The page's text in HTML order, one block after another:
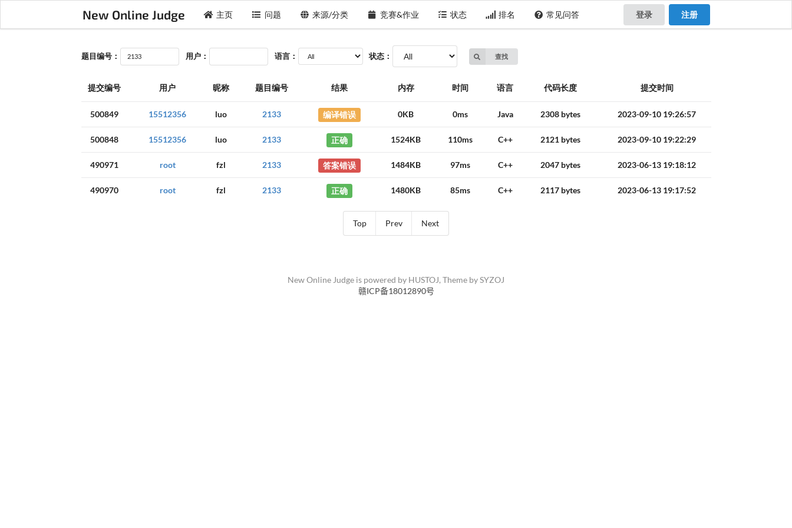
New Online Judge 主页 问题 来源/分类 竞赛&作业 状态 排名 常见问答 登录 注册
题目编号： 用户： 语言： 状态： 查找
提交编号 用户 昵称 题目编号 结果 内存 时间 语言 代码长度 提交时间
500849 15512356 luo 2133 编译错误 0KB 0ms Java 2308 bytes 2023-09-10 19:26:57
500848 15512356 luo 2133 正确 1524KB 110ms C++ 2121 bytes 2023-09-10 19:22:29
490971 root fzl 2133 答案错误 1484KB 97ms C++ 2047 bytes 2023-06-13 19:18:12
490970 root fzl 2133 正确 1480KB 85ms C++ 2117 bytes 2023-06-13 19:17:52
Top Prev Next
New Online Judge is powered by HUSTOJ, Theme bySYZOJ
赣ICP备18012890号